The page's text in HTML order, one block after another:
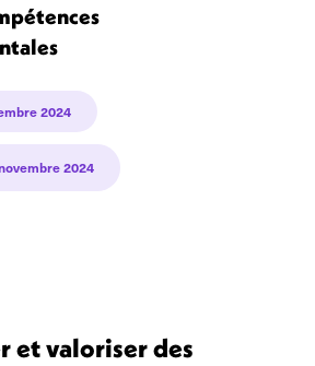
2024
2024
et valoriser des